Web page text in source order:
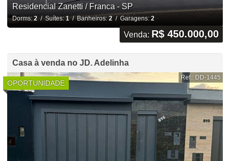
Residencial Zanetti / Franca - SP
Dorms: 2/ Suítes:1/ Banheiros:2/ Garagens:2
Venda: R$ 450.000,00
Casa à venda no JD. Adelinha
OPORTUNIDADE
Ref.: DD-1445